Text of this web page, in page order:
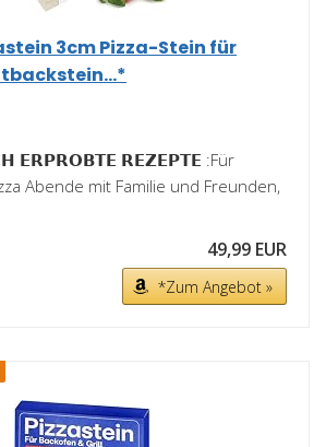
3cm Pizza-Stein für
𝗘𝗥𝗣𝗥𝗢𝗕𝗧𝗘 𝗥𝗘𝗭𝗘𝗣𝗧𝗘 :Für
Abende mit Familie und Freunden,
49,99 EUR
*Zum Angebot »